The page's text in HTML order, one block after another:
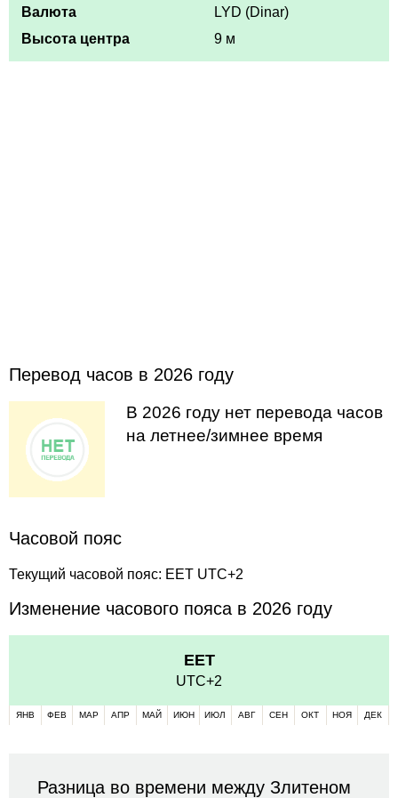
Валюта
LYD (Dinar)
Высота центра
9 м
Перевод часов в 2026 году
В 2026 году нет перевода часов
на летнее/зимнее время
Часовой пояс
Текущий часовой пояс: EET UTC+2
Изменение часового пояса в 2026 году
EET
UTC+2
ЯНВ ФЕВ МАР АПР МАЙ ИЮН ИЮЛ АВГ СЕН ОКТ НОЯ ДЕК
Разница во времени между Злитеном